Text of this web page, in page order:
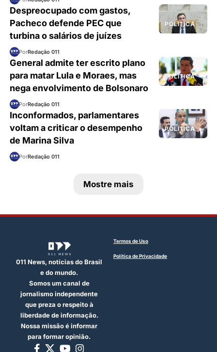
POLÍTICA
Despreocupado com gastos,
Pacheco defende PEC que
turbina o salários de juízes
PorRedação 011
POLÍTICA
General admite ter escrito plano
para matar Lula e Moraes, mas
nega envolvimento de Bolsonaro
PorRedação 011
POLÍTICA
Inconformados, parlamentares
voltam a criticar o desempenho
de Marina Silva
PorRedação 011
Mostre mais
011 News, notícias do Brasil
e do mundo.
Somos um canal de
jornalismo independente
que preza o respeito à
liberdade de informação.
Nossa missão é informar
para formar opinião.
Termos de Uso
Política de Privacidade